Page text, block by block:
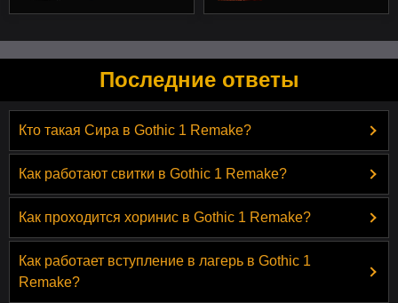
Последние ответы
Кто такая Сира в Gothic 1 Remake?
Как работают свитки в Gothic 1 Remake?
Как проходится хоринис в Gothic 1 Remake?
Как работает вступление в лагерь в Gothic 1
Remake?